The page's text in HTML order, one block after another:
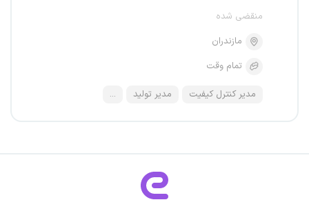
منقضی شده
مازندران
تمام وقت
مدیر کنترل کیفیت مدیر تولید ...